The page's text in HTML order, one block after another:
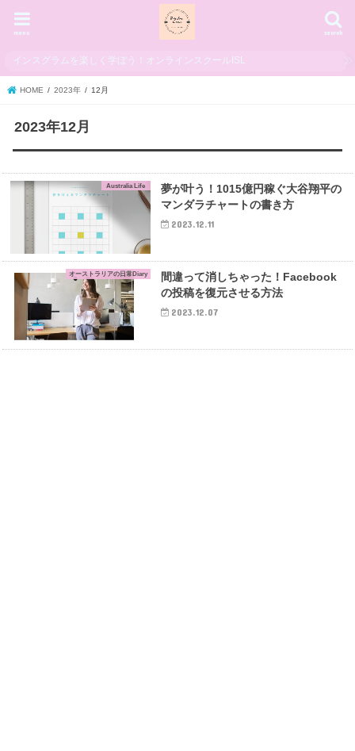
search
menu
インスグラムを楽しく学ぼう！オンラインスクールISL
HOME 2023年 12月
2023年12月
Australia Life
夢が叶う！1015億円稼ぐ大谷翔平の
マンダラチャートの書き方
2023.12.11
オーストラリアの日常Diary
間違って消しちゃった！Facebook
の投稿を復元させる方法
2023.12.07